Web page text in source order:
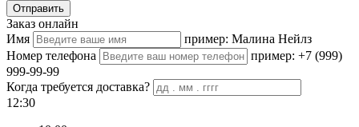
Отправить
Заказ онлайн
Имя
пример: Малина Нейлз
Номер телефона
пример: +7 (999)
999-99-99
Когда требуется доставка?
12:30